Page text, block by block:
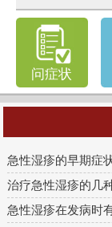
问症状
急性湿疹的早期症
治疗急性湿疹的几
急性湿疹在发病时